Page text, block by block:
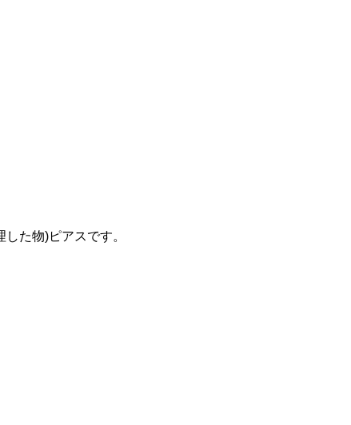
た物)ピアスです。